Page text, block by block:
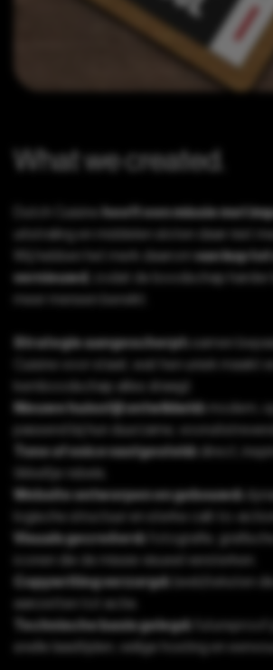
What we created.
Dutch Cuisine heeft een missie met
uitstraling en middelen sloten daar niet
Wij hebben het merk daarom van kop
vernieuwd , zodat de boodschap harder
meer mensen bereikt.
Strategie aangescherpt:
samen
Cuisine voor staat, wat hen uniek maakt
kernboodschap alles draagt.
Nieuwe huisstijl ontwikkeld: modern,
passend bij hun duurzame,
Tone of voice vastgesteld:
direct,
tikkeltje rebels.
Website ontworpen en gebouwd:
logische structuur en sterke call-to-
Visuals gecreëerd:
fotografie,
iconen die de missie visueel versterken.
Copywriting verzorgd:
(web)teksten
aanzetten tot actie.
Technische basis gelegd:
futureproof
snelle laadtijden, veilige hosting en